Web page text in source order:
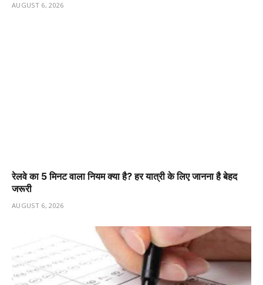
AUGUST 6, 2026
रेलवे का 5 मिनट वाला नियम क्या है? हर यात्री के लिए जानना है बेहद
जरूरी
AUGUST 6, 2026